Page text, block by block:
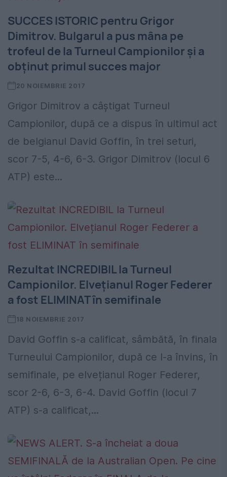
SUCCES ISTORIC pentru Grigor
Dimitrov. Bulgarul a pus mâna pe
trofeul de la Turneul Campionilor și a
obținut primul succes major
20 NOIEMBRIE 2017
Grigor Dimitrov a câștigat Turneul
Campionilor, după ce a dispus în ultimul act
de belgianul David Goffin, în trei seturi,
scor 7-5, 4-6, 6-3. Grigor Dimitrov (locul 6
ATP) este...
Rezultat INCREDIBIL la Turneul
Campionilor. Elvețianul Roger Federer
a fost ELIMINAT în semifinale
18 NOIEMBRIE 2017
David Goffin s-a calificat, sâmbătă, în finala
Turneului Campionilor, după ce l-a învins, în
semifinale, pe elvețianul Roger Federer,
scor 2-6, 6-3, 6-4. David Goffin (locul 7
ATP) s-a calificat,...